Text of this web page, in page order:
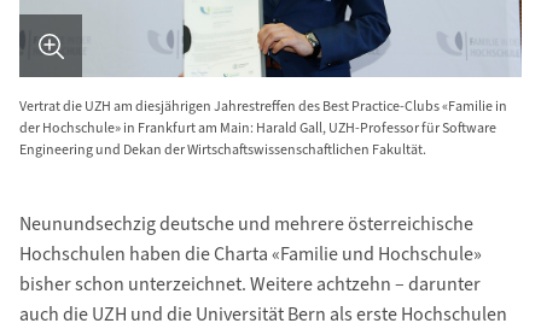
Vertrat die UZH am diesjährigen Jahrestreffen des Best Practice-Clubs «Familie in
der Hochschule» in Frankfurt am Main: Harald Gall, UZH-Professor für Software
Engineering und Dekan der Wirtschaftswissenschaftlichen Fakultät.
Neunundsechzig deutsche und mehrere österreichische
Hochschulen haben die Charta «Familie und Hochschule»
bisher schon unterzeichnet. Weitere achtzehn – darunter
auch die UZH und die Universität Bern als erste Hochschulen